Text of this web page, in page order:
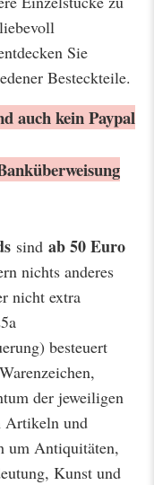
Sie
Besteckteile.
auch kein Paypal
sind ab 50 Euro
nichts anderes
nicht extra
besteuert
der jeweiligen
Artikeln und
um Antiquitäten,
Kunst und